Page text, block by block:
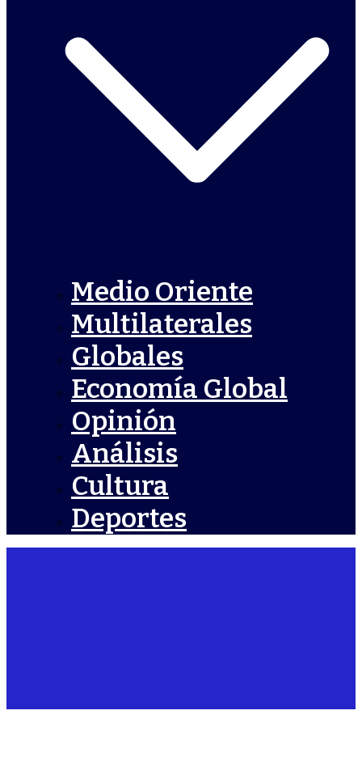
Medio Oriente
Multilaterales
Globales
Economía Global
Opinión
Análisis
Cultura
Deportes